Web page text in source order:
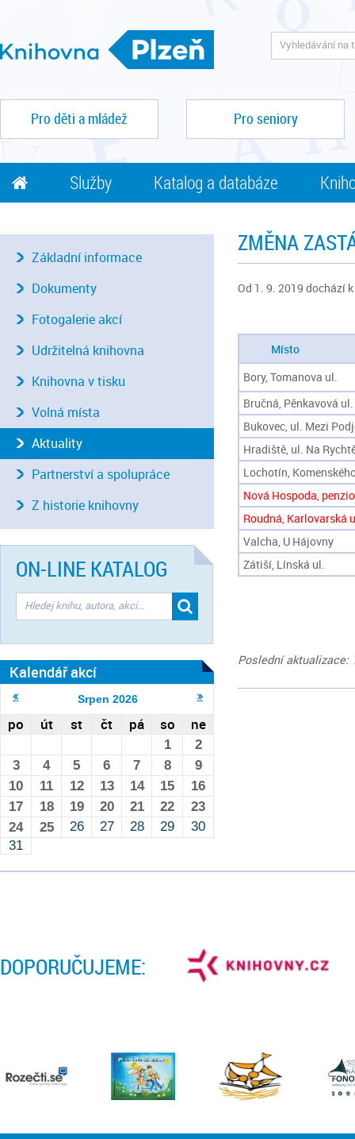
Pro děti a mládež Pro seniory
Služby Katalog a databáze
ZMĚNA
Od 1. 9. 2019 dochází
Místo
Bory, Tomanova ul.
Bručná, Pěnkavová ul.
Bukovec, ul. Mezi
Hradiště, ul. Na
Lochotín,
Nová Hospoda,
Roudná, Karlovarská
Valcha, U Hájovny
Zátiší, Línská ul.
Poslední aktualizace:
Základní informace
Dokumenty
Fotogalerie akcí
Udržitelná knihovna
Knihovna v tisku
Volná místa
Aktuality
Partnerství a spolupráce
Z historie knihovny
ON-LINE KATALOG
Kalendář akcí
Srpen 2026
po út st čt pá so ne
1
2
3
4 5 6 7 8
9
10
11 12 13 14 15
16
17
18 19 20 21 22
23
24
25 26 27 28 29
30
31
DOPORUČUJEME: